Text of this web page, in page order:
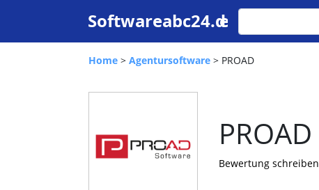
Home > Agentursoftware > PROAD
PROAD
Bewertung schreiben